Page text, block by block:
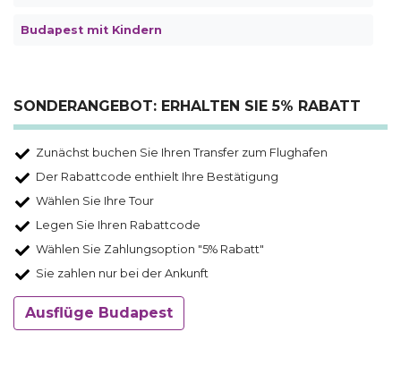
Budapest mit Kindern
SONDERANGEBOT: ERHALTEN SIE 5% RABATT
Zunächst buchen Sie Ihren Transfer zum Flughafen
Der Rabattcode enthielt Ihre Bestätigung
Wählen Sie Ihre Tour
Legen Sie Ihren Rabattcode
Wählen Sie Zahlungsoption "5% Rabatt"
Sie zahlen nur bei der Ankunft
Ausflüge Budapest